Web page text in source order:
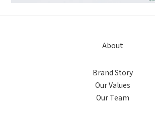
About
Brand Story
Our Values
Our Team